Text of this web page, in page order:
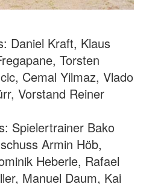
Daniel Kraft, Klaus
Torsten
Cemal Yilmaz, Vlado
Vorstand Reiner
Spielertrainer Bako
Armin Höb,
Heberle, Rafael
Manuel Daum, Kai